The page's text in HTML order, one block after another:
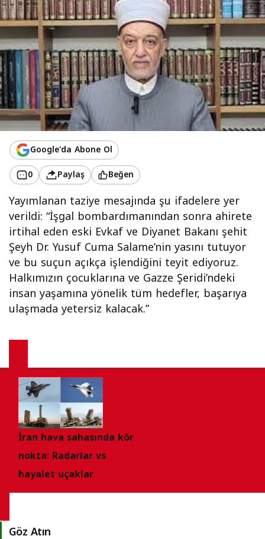
Google'da Abone Ol
0
Paylaş Beğen
Yayımlanan taziye mesajında şu ifadelere yer
verildi: “İşgal bombardımanından sonra ahirete
irtihal eden eski Evkaf ve Diyanet Bakanı şehit
Şeyh Dr. Yusuf Cuma Salame’nin yasını tutuyor
ve bu suçun açıkça işlendiğini teyit ediyoruz.
Halkımızın çocuklarına ve Gazze Şeridi’ndeki
insan yaşamına yönelik tüm hedefler, başarıya
ulaşmada yetersiz kalacak.”
İran hava sahasında kör
nokta: Radarlar vs
hayalet uçaklar
Göz Atın